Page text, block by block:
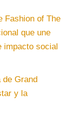
Fashion of The
que une
impacto social
de Grand
y la